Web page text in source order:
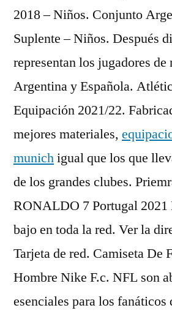
2018 – Niños. Conjunto
Suplente – Niños. Después
representan los jugadores
Argentina y Española.
Equipación 2021/22.
mejores materiales,
munichigual que los que
de los grandes clubes.
RONALDO 7 Portugal 2021
bajo en toda la red. Ver la
Tarjeta de red. Camiseta De
Hombre Nike F.c. NFL son
esenciales para los